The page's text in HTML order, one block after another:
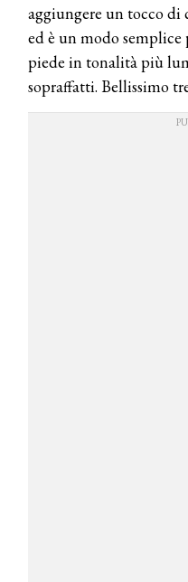
aggiungere un tocco di
ed è un modo
piede in tonalità più
sopraffatti. Bellissimo